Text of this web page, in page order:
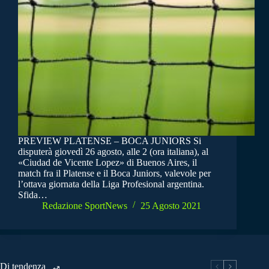
PREVIEW PLATENSE – BOCA JUNIORS Si
disputerà giovedì 26 agosto, alle 2 (ora italiana), al
«Ciudad de Vicente Lopez» di Buenos Aires, il
match fra il Platense e il Boca Juniors, valevole per
l’ottava giornata della Liga Profesional argentina.
Sfida…
Redazione SportNews
25 Agosto 2021
Di tendenza